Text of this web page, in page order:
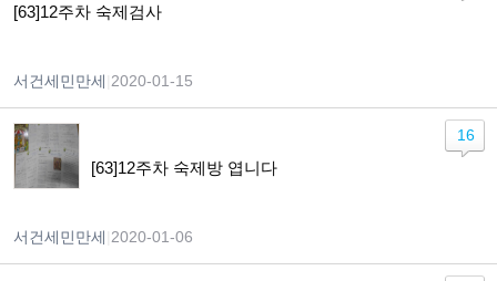
[63]12주차 숙제검사
서건세민만세 2020-01-15
[63]12주차 숙제방 엽니다
서건세민만세 2020-01-06
16